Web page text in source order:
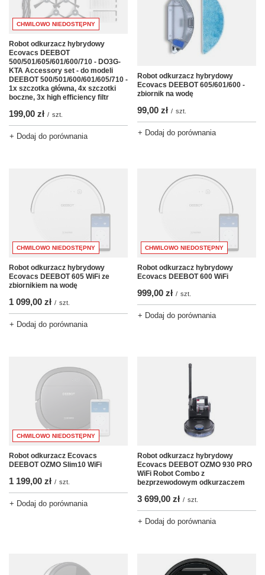
CHWILOWO NIEDOSTĘPNY
Robot odkurzacz hybrydowy
Ecovacs DEEBOT
500/501/605/601/600/710 - DO3G-
KTA Accessory set - do modeli
DEEBOT 500/501/600/601/605/710 -
1x szczotka główna, 4x szczotki
boczne, 3x high efficiency filtr
199,00 zł / szt.
+ Dodaj do porównania
Robot odkurzacz hybrydowy
Ecovacs DEEBOT 605/601/600 -
zbiornik na wodę
99,00 zł / szt.
+ Dodaj do porównania
CHWILOWO NIEDOSTĘPNY
Robot odkurzacz hybrydowy
Ecovacs DEEBOT 605 WiFi ze
zbiornikiem na wodę
1 099,00 zł / szt.
+ Dodaj do porównania
CHWILOWO NIEDOSTĘPNY
Robot odkurzacz hybrydowy
Ecovacs DEEBOT 600 WiFi
999,00 zł / szt.
+ Dodaj do porównania
CHWILOWO NIEDOSTĘPNY
Robot odkurzacz Ecovacs
DEEBOT OZMO Slim10 WiFi
1 199,00 zł / szt.
+ Dodaj do porównania
Robot odkurzacz hybrydowy
Ecovacs DEEBOT OZMO 930 PRO
WiFi Robot Combo z
bezprzewodowym odkurzaczem
3 699,00 zł / szt.
+ Dodaj do porównania